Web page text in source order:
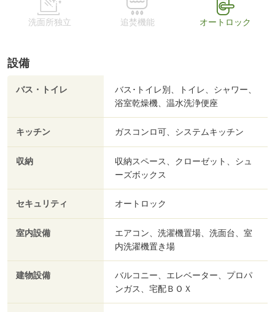
洗面所独立 追焚機能 オートロック
設備
バス・トイレ
バス･トイレ別、トイレ、シャワー、
浴室乾燥機、温水洗浄便座
キッチン ガスコンロ可、システムキッチン
収納
収納スペース、クローゼット、シュ
ーズボックス
セキュリティ オートロック
室内設備
エアコン、洗濯機置場、洗面台、室
内洗濯機置き場
建物設備
バルコニー、エレベーター、プロパ
ンガス、宅配ＢＯＸ